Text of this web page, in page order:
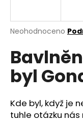
Průměrné
produktu
je
0,0
hvězdiček.
Neohodnoceno
byl
Kde byl, když je
tuhle otázku
j
í
t
?